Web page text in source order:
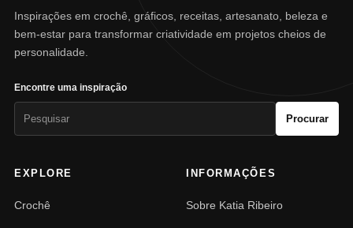
Inspirações em crochê, gráficos, receitas, artesanato, beleza e
bem-estar para transformar criatividade em projetos cheios de
personalidade.
Encontre uma inspiração
Procurar
EXPLORE
Crochê
INFORMAÇÕES
Sobre Katia Ribeiro